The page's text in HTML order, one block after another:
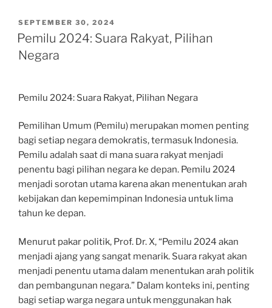
POSTED
ON
SEPTEMBER 30, 2024
Pemilu 2024: Suara Rakyat, Pilihan
Negara
Pemilu 2024: Suara Rakyat, Pilihan Negara
Pemilihan Umum (Pemilu) merupakan momen penting
bagi setiap negara demokratis, termasuk Indonesia.
Pemilu adalah saat di mana suara rakyat menjadi
penentu bagi pilihan negara ke depan. Pemilu 2024
menjadi sorotan utama karena akan menentukan arah
kebijakan dan kepemimpinan Indonesia untuk lima
tahun ke depan.
Menurut pakar politik, Prof. Dr. X, “Pemilu 2024 akan
menjadi ajang yang sangat menarik. Suara rakyat akan
menjadi penentu utama dalam menentukan arah politik
dan pembangunan negara.” Dalam konteks ini, penting
bagi setiap warga negara untuk menggunakan hak